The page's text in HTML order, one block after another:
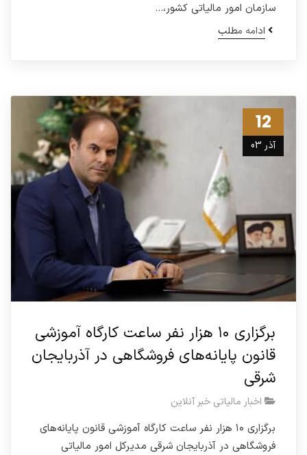
سازمان امور مالیاتی کشور،…
ادامه مطلب
12
آذر 03
برگزاری ۱۰ هزار نفر ساعت کارگاه آموزشی
قانون پایانه‌های فروشگاهی در آذربایجان
شرقی
اخبار مالیاتی خبر آنلاین
برگزاری ۱۰ هزار نفر ساعت کارگاه آموزشی قانون پایانه‌های
فروشگاهی در آذربایجان شرقی مدیرکل امور مالیاتی